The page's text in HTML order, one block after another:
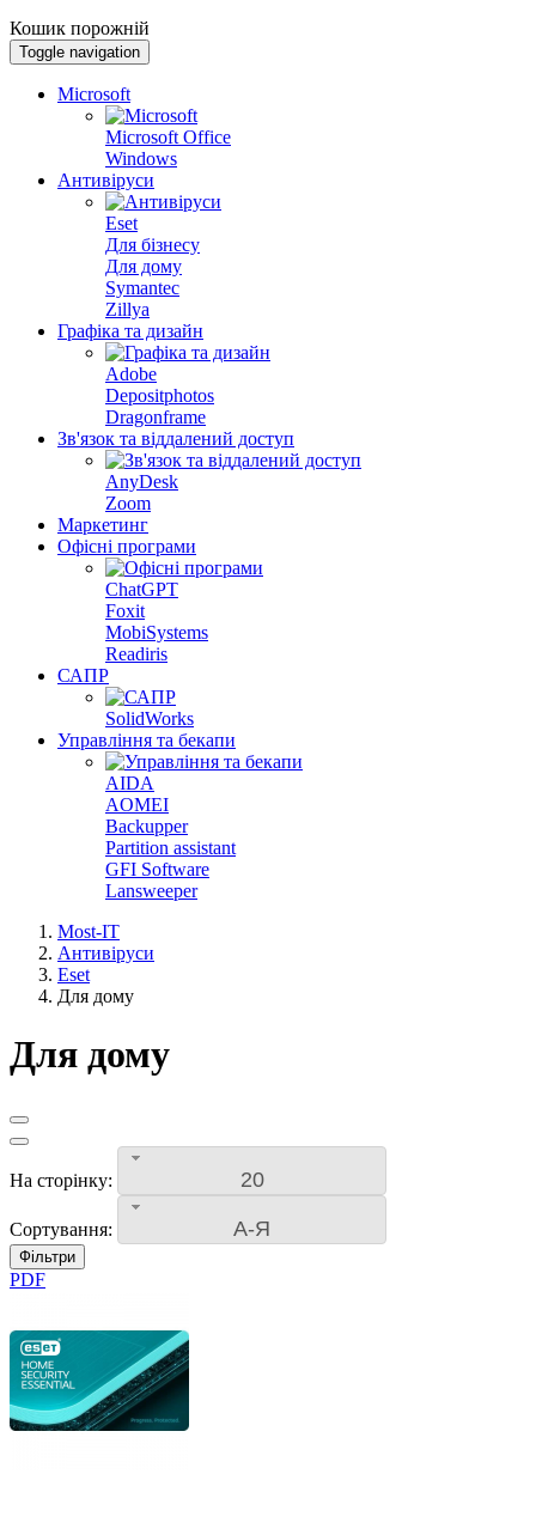
Кошик порожній
Toggle navigation
Microsoft
Microsoft Office
Windows
Антивіруси
Eset
Для бізнесу
Для дому
Symantec
Zillya
Графіка та дизайн
Adobe
Depositphotos
Dragonframe
Зв'язок та віддалений доступ
AnyDesk
Zoom
Маркетинг
Офісні програми
ChatGPT
Foxit
MobiSystems
Readiris
САПР
SolidWorks
Управління та бекапи
AIDA
AOMEI
Backupper
Partition assistant
GFI Software
Lansweeper
Most-IT
Антивіруси
Eset
Для дому
Для дому
На сторінку: 20
Сортування: А-Я
Фільтри
PDF